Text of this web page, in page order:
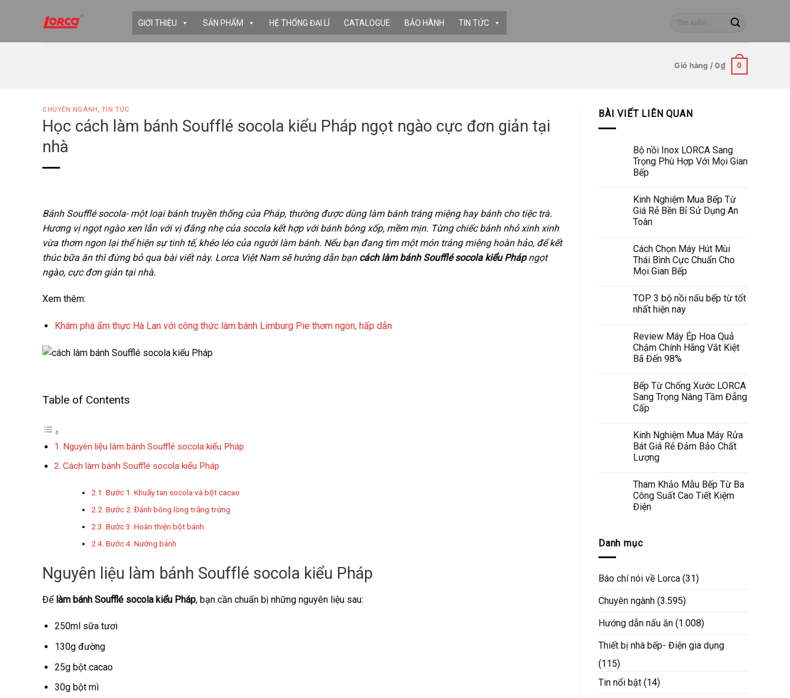
GIỚI THIỆU SẢN PHẨM HỆ THỐNG ĐẠI LÍ CATALOGUE BẢO HÀNH TIN TỨC
Tìm
Giỏ hàng /0₫ 0
CHUYÊN NGÀNH , TIN TỨC
Học cách làm bánh Soufflé socola kiểu Pháp ngọt ngào cực đơn giản tại
nhà
Bánh Soufflé socola- một loại bánh truyền thống của Pháp, thường được dùng làm bánh tráng miệng hay bánh cho tiệc trà.
Hương vị ngọt ngào xen lẫn với vị đắng nhẹ của socola kết hợp với bánh bông xốp, mềm mịn. Từng chiếc bánh nhỏ xinh xinh
vừa thơm ngon lại thể hiện sự tinh tế, khéo léo của người làm bánh. Nếu bạn đang tìm một món tráng miệng hoàn hảo, để kết
thúc bữa ăn thì đừng bỏ qua bài viết này. Lorca Việt Nam sẽ hướng dẫn bạn cách làm bánh Soufflé socola kiểu Phápngọt
ngào, cực đơn giản tại nhà.
Xem thêm:
Khám phá ẩm thực Hà Lan với công thức làm bánh Limburg Pie thơm ngon, hấp dẫn
Table of Contents
Nguyên liệu làm bánh Soufflé socola kiểu Pháp
Cách làm bánh Soufflé socola kiểu Pháp
Bước 1. Khuấy tan socola và bột cacao
Bước 2. Đánh bông lòng trắng trứng
Bước 3. Hoàn thiện bột bánh
Bước 4. Nướng bánh
Nguyên liệu làm bánh Soufflé socola kiểu Pháp
Đểlàm bánh Soufflé socola kiểu Pháp, bạn cần chuẩn bị những nguyên liệu sau:
250ml sữa tươi
130g đường
25g bột cacao
30g bột mì
BÀI VIẾT LIÊN QUAN
Bộ nồi Inox LORCA Sang
Trọng Phù Hợp Với Mọi Gian
Bếp
Kinh Nghiệm Mua Bếp Từ
Giá Rẻ Bền Bỉ Sử Dụng An
Toàn
Cách Chọn Máy Hút Mùi
Thái Bình Cực Chuẩn Cho
Mọi Gian Bếp
TOP 3 bộ nồi nấu bếp từ tốt
nhất hiện nay
Review Máy Ép Hoa Quả
Chậm Chính Hãng Vắt Kiệt
Bã Đến 98%
Bếp Từ Chống Xước LORCA
Sang Trọng Nâng Tầm Đẳng
Cấp
Kinh Nghiệm Mua Máy Rửa
Bát Giá Rẻ Đảm Bảo Chất
Lượng
Tham Khảo Mẫu Bếp Từ Ba
Công Suất Cao Tiết Kiệm
Điện
Danh mục
Báo chí nói về Lorca (31)
Chuyên ngành (3.595)
Hướng dẫn nấu ăn (1.008)
Thiết bị nhà bếp- Điện gia dụng
(115)
Tin nổi bật (14)